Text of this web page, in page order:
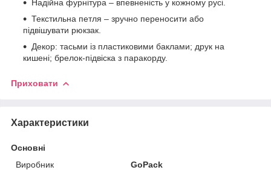
Надійна фурнітура – впевненість у кожному русі.
Текстильна петля – зручно переносити або
підвішувати рюкзак.
Декор: тасьми із пластиковими баклами; друк на
кишені; брелок-підвіска з паракорду.
Приховати
Характеристики
Основні
Виробник
GoPack